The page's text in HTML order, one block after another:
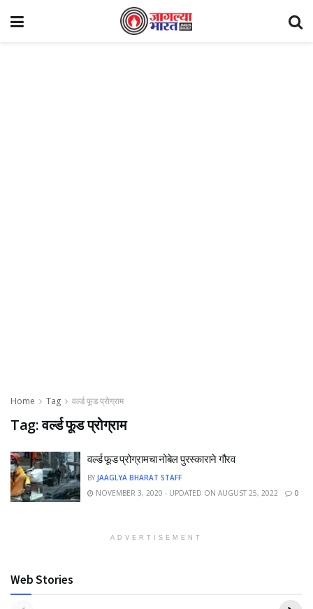
Home Tag वर्ल्ड फूड प्रोग्राम
Tag:वर्ल्ड फूड प्रोग्राम
वर्ल्ड फूड प्रोग्रामचा नोबेल पुरस्काराने गौरव
BY JAAGLYA BHARAT STAFF
NOVEMBER 3, 2020 - UPDATED ON AUGUST 25, 2022
0
ADVERTISEMENT
Web Stories